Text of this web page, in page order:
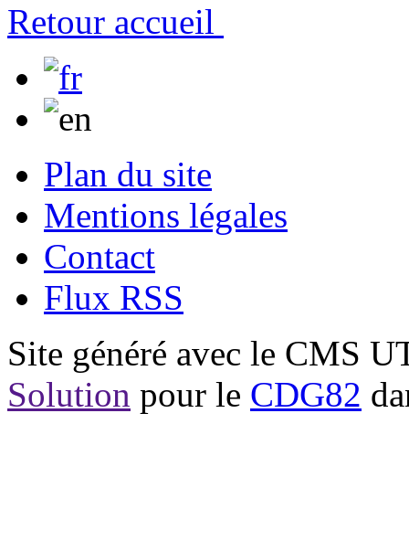
Retour accueil
Plan du site
Mentions légales
Contact
Flux RSS
Site généré avec le CMS
Solution pour le CDG82